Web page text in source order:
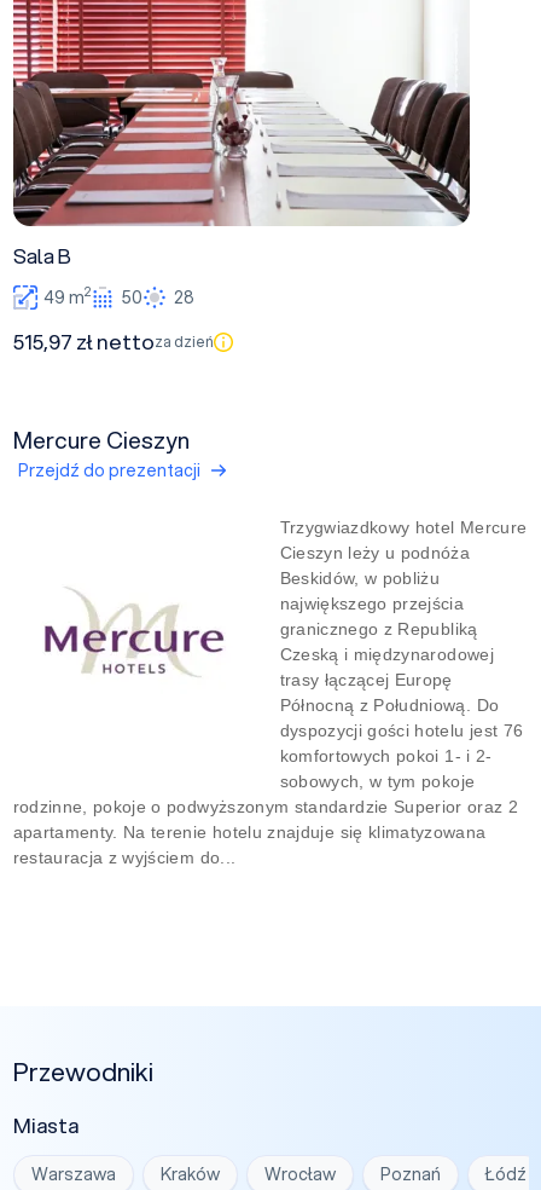
Sala B
49 m2 50 28
515,97 zł nettoza dzień
Mercure Cieszyn
Przejdź do prezentacji
Trzygwiazdkowy hotel Mercure
Cieszyn leży u podnóża
Beskidów, w pobliżu
największego przejścia
granicznego z Republiką
Czeską i międzynarodowej
trasy łączącej Europę
Północną z Południową. Do
dyspozycji gości hotelu jest 76
komfortowych pokoi 1- i 2-
sobowych, w tym pokoje
rodzinne, pokoje o podwyższonym standardzie Superior oraz 2
apartamenty. Na terenie hotelu znajduje się klimatyzowana
restauracja z wyjściem do...
Przewodniki
Miasta
Warszawa Kraków Wrocław Poznań Łódź